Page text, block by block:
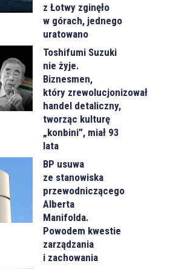
z Łotwy zginęło
w górach, jednego
uratowano
Toshifumi Suzuki
nie żyje.
Biznesmen,
który zrewolucjonizował
handel detaliczny,
tworząc kulturę
„konbini”, miał 93
lata
BP usuwa
ze stanowiska
przewodniczącego
Alberta
Manifolda.
Powodem kwestie
zarządzania
i zachowania